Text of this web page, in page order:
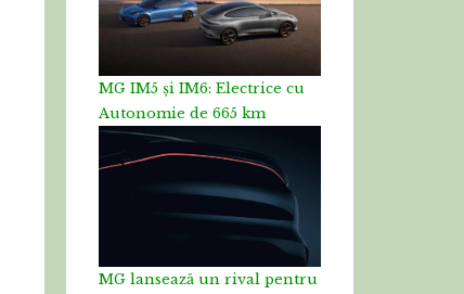
MG IM5 și IM6: Electrice cu
Autonomie de 665 km
MG lansează un rival pentru